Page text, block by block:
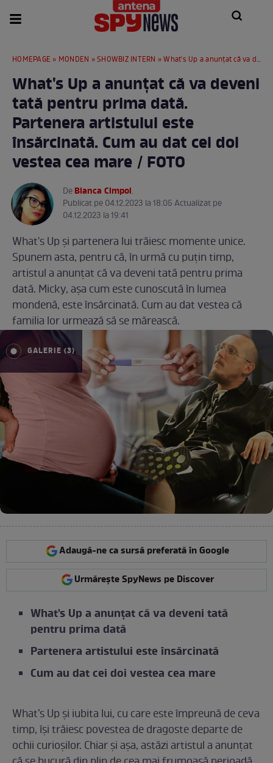
HOMEPAGE » MONDEN »SHOWBIZ INTERN » What's Up a anunțat că va deveni tată pentru prima dată. Partenera artistului este însărcinată. Cum au dat cei doi vestea cea mare / FOTO
What's Up a anunțat că va deveni
tată pentru prima dată.
Partenera artistului este
însărcinată. Cum au dat cei doi
vestea cea mare / FOTO
DeBianca Cimpoi.
Publicat pe 04.12.2023 la 18:05 Actualizat pe
04.12.2023 la 19:41
What's Up și partenera lui trăiesc momente unice.
Spunem asta, pentru că, în urmă cu puțin timp,
artistul a anunțat că va deveni tată pentru prima
dată. Micky, așa cum este cunoscută în lumea
mondenă, este însărcinată. Cum au dat vestea că
familia lor urmează să se mărească.
GALERIE (3)
Adaugă-ne ca sursă preferată în Google
Urmărește SpyNews pe Discover
What's Up a anunțat că va deveni tată
pentru prima dată
Partenera artistului este însărcinată
Cum au dat cei doi vestea cea mare
What’s Up și iubita lui, cu care este împreună de ceva
timp, își trăiesc povestea de dragoste departe de
ochii curioșilor. Chiar și așa, astăzi artistul a anunțat